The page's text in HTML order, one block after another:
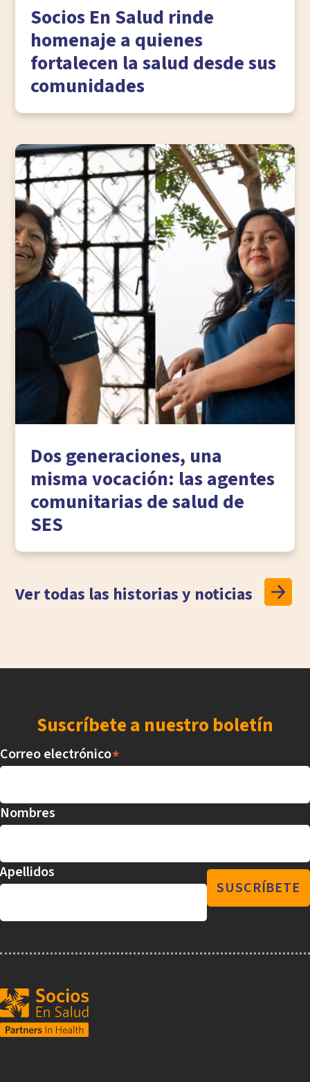
Socios En Salud rinde
homenaje a quienes
fortalecen la salud desde sus
comunidades
Dos generaciones, una
misma vocación: las agentes
comunitarias de salud de
SES
Ver todas las historias y noticias
Suscríbete a nuestro boletín
Correo electrónico*
Nombres
Apellidos